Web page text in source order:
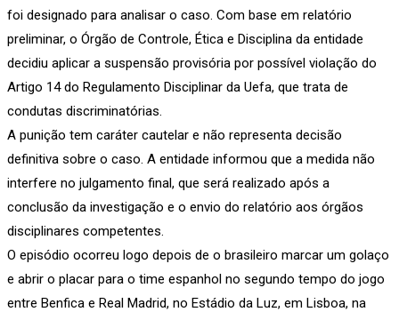
foi designado para analisar o caso. Com base em relatório
preliminar, o Órgão de Controle, Ética e Disciplina da entidade
decidiu aplicar a suspensão provisória por possível violação do
Artigo 14 do Regulamento Disciplinar da Uefa, que trata de
condutas discriminatórias.
A punição tem caráter cautelar e não representa decisão
definitiva sobre o caso. A entidade informou que a medida não
interfere no julgamento final, que será realizado após a
conclusão da investigação e o envio do relatório aos órgãos
disciplinares competentes.
O episódio ocorreu logo depois de o brasileiro marcar um golaço
e abrir o placar para o time espanhol no segundo tempo do jogo
entre Benfica e Real Madrid, no Estádio da Luz, em Lisboa, na